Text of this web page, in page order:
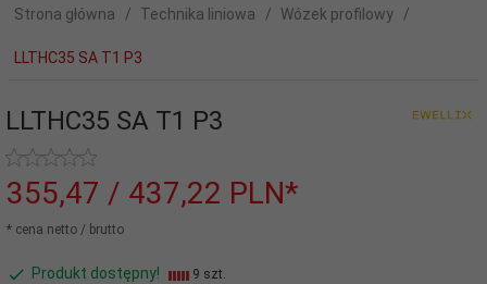
Strona główna Technika liniowa Wózek profilowy
LLTHC35 SA T1 P3
LLTHC35 SA T1 P3
355,47 / 437,22 PLN*
* cena netto / brutto
Produkt dostępny! 9 szt.